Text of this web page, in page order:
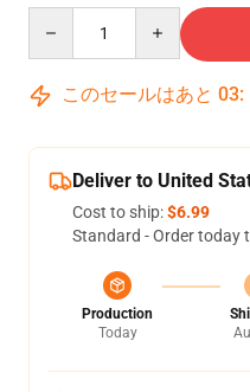
このセールはあと 03:
Deliver to United
Cost to ship:$6.99
Standard - Order today
Production
Today